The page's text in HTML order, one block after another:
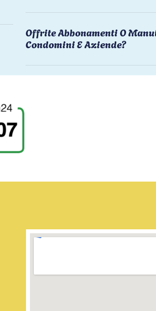
Offrite Abbonamenti O
Condomini E Aziende?